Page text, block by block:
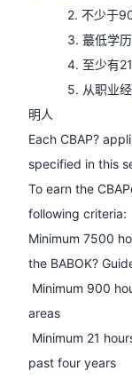
2. 不少于900
3. 蕞低学历为
4. 至少有21个
5. 从职业经理
明人
Each CBAP?
specified in this
To earn the
following criteria:
Minimum 7500
the BABOK?
Minimum 900
areas
Minimum 21
past four years